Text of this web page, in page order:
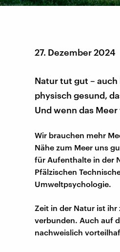
27. Dezember 2024
Natur tut gut –
physisch gesund,
Und wenn das
Wir brauchen mehr
Nähe zum Meer uns
für Aufenthalte in der
Pfälzischen
Umweltpsychologie.
Zeit in der Natur ist
verbunden. Auch auf
nachweislich